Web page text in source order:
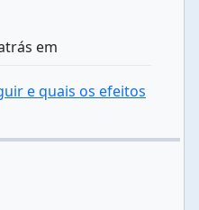
em
e quais os efeitos